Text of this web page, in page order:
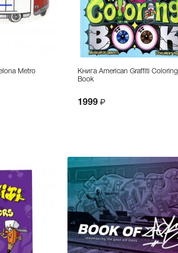
Metro
Книга American Graffiti Coloring
Book
1999